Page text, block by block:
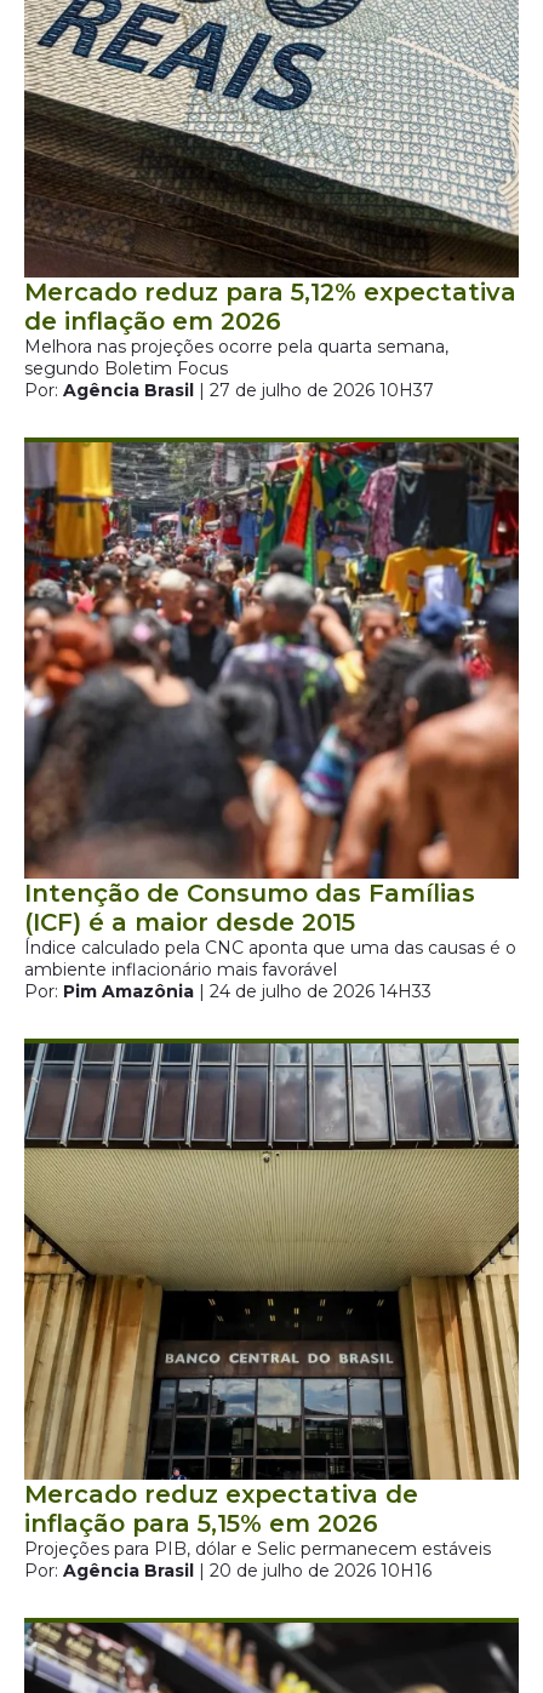
Mercado reduz para 5,12% expectativa
de inflação em 2026
Melhora nas projeções ocorre pela quarta semana,
segundo Boletim Focus
Por: Agência Brasil | 27 de julho de 2026 10H37
Intenção de Consumo das Famílias
(ICF) é a maior desde 2015
Índice calculado pela CNC aponta que uma das causas é o
ambiente inflacionário mais favorável
Por: Pim Amazônia | 24 de julho de 2026 14H33
Mercado reduz expectativa de
inflação para 5,15% em 2026
Projeções para PIB, dólar e Selic permanecem estáveis
Por: Agência Brasil | 20 de julho de 2026 10H16